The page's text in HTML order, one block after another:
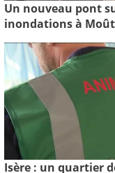
Un nouveau pont
inondations à
Isère : un quartier